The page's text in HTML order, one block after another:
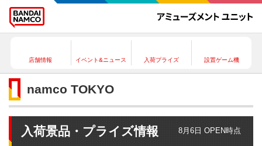
店舗情報 イベント&ニュース 入荷プライズ 設置ゲーム機
namco TOKYO
入荷景品・プライズ情報 8月6日 OPEN時点